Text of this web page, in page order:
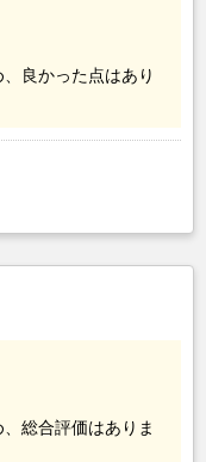
良かった点はあり
総合評価はありま